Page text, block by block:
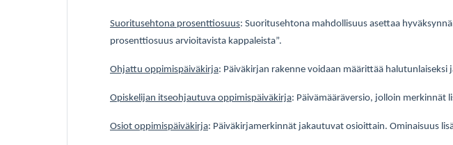
Suoritusehtona prosenttiosuus: Suoritusehtona mahdollisuus asettaa
prosenttiosuus arvioitavista kappaleista”.
Ohjattu oppimispäiväkirja: Päiväkirjan rakenne voidaan määrittää halutunlaiseksi
Opiskelijan itseohjautuva oppimispäiväkirja: Päivämääräversio, jolloin merkinnät
Osiot oppimispäiväkirja: Päiväkirjamerkinnät jakautuvat osioittain. Ominaisuus